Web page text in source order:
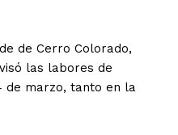
de Cerro Colorado,
las labores de
de marzo, tanto en la